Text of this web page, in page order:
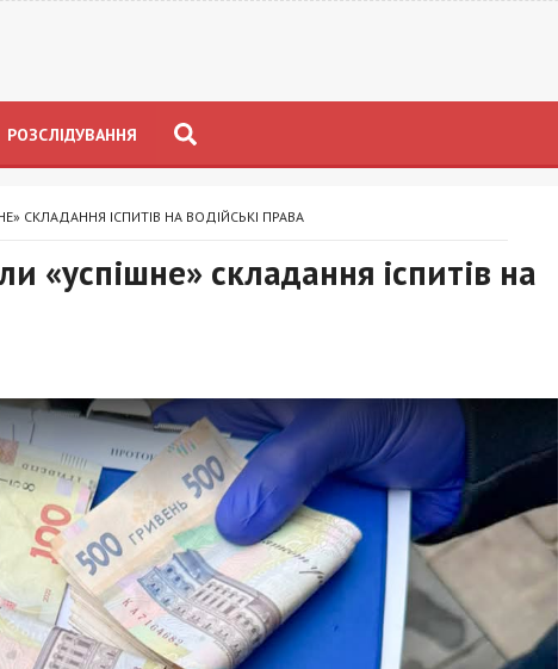
РОЗСЛІДУВАННЯ
СКЛАДАННЯ ІСПИТІВ НА ВОДІЙСЬКІ ПРАВА
«успішне» складання іспитів на